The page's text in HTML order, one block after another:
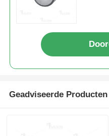
Canon Toner Chip
OKI Toner Chip
Brother tonerchip
Geadviseerde Producten